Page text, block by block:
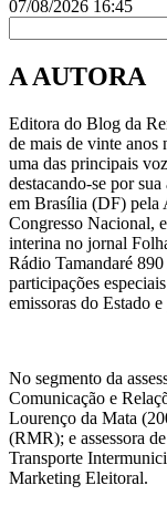
07/08/2026 16:45
A AUTORA
Editora do Blog da
de mais de vinte anos
uma das principais
destacando-se por
em Brasília (DF) pela
Congresso Nacional,
interina no jornal
Rádio Tamandaré
participações
emissoras do Estado
No segmento da
Comunicação e
Lourenço da Mata
(RMR); e assessora
Transporte
Marketing Eleitoral.